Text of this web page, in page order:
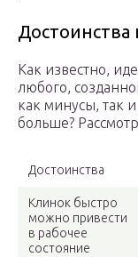
Достоинства
Как известно,
любого,
как минусы, так
больше?
Достоинства
Клинок быстро
можно привести
в рабочее
состояние